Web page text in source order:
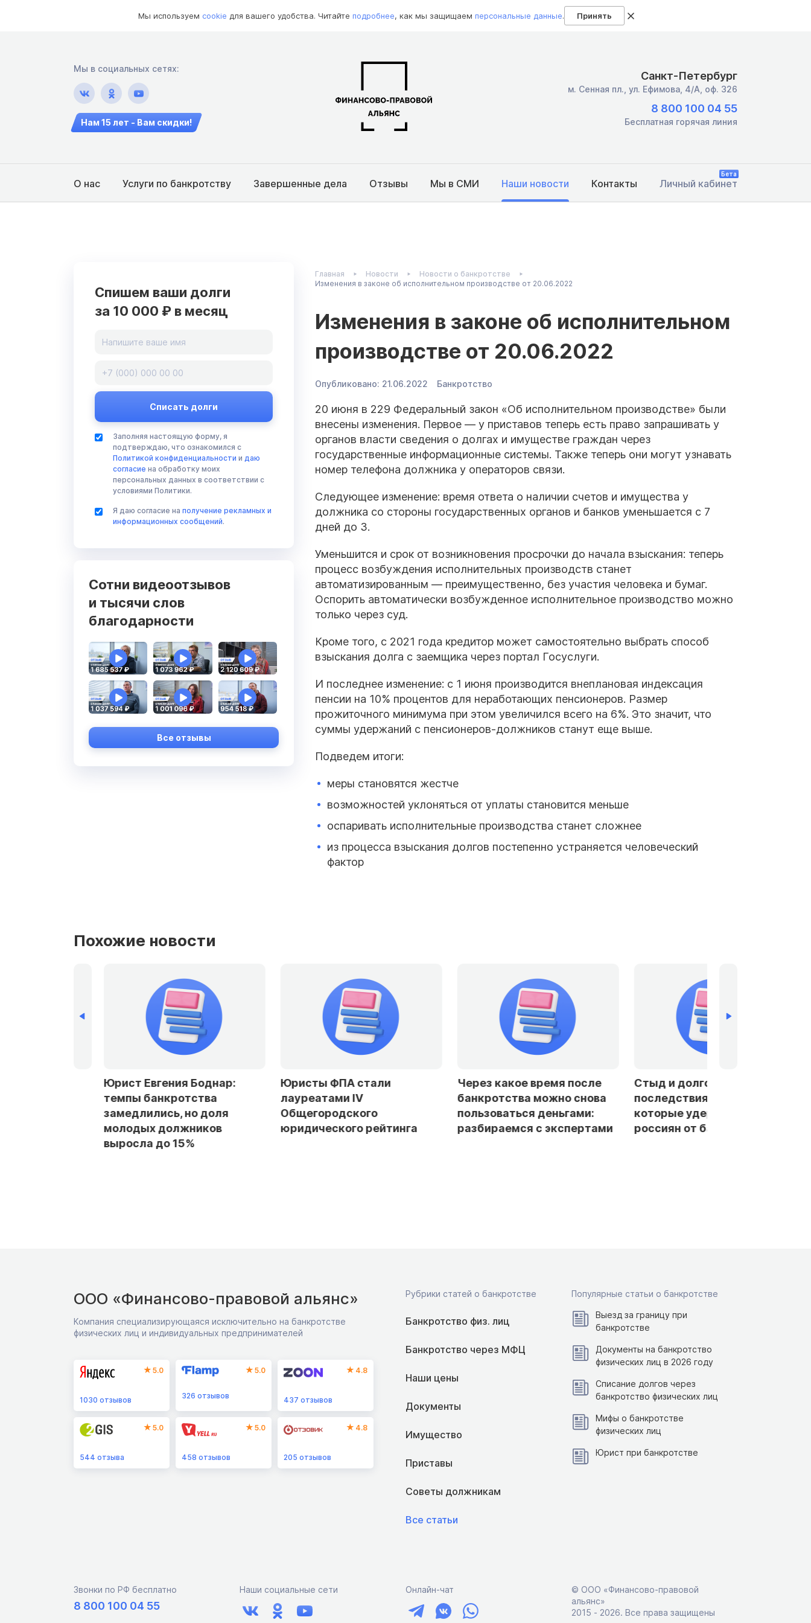
Мы используем cookie для вашего удобства. Читайте подробнее, как мы защищаем персональные данные. Принять
Мы в социальных сетях:
Нам 15 лет - Вам скидки!
Санкт-Петербург
м. Сенная пл., ул. Ефимова, 4/А, оф. 326
8 800 100 04 55
Бесплатная горячая линия
О нас Услуги по банкротству Завершенные дела Отзывы Мы в СМИ Наши новости Контакты Личный кабинет
Бета
Спишем ваши долги
за 10 000 ₽ в месяц
Заполняя настоящую форму, я
подтверждаю, что ознакомился с
Политикой конфиденциальности и даю
согласие на обработку моих
персональных данных в соответствии с
условиями Политики.
Я даю согласие на получение рекламных и
информационных сообщений.
Сотни видеоотзывов
и тысячи слов
благодарности
Все отзывы
Главная Новости
Новости о банкротстве
Изменения в законе об исполнительном производстве от 20.06.2022
Изменения в законе об исполнительном
производстве от 20.06.2022
Опубликовано: 21.06.2022 Банкротство
20 июня в 229 Федеральный закон «Об исполнительном производстве» были
внесены изменения. Первое — у приставов теперь есть право запрашивать у
органов власти сведения о долгах и имуществе граждан через
государственные информационные системы. Также теперь они могут узнавать
номер телефона должника у операторов связи.
Следующее изменение: время ответа о наличии счетов и имущества у
должника со стороны государственных органов и банков уменьшается с 7
дней до 3.
Уменьшится и срок от возникновения просрочки до начала взыскания: теперь
процесс возбуждения исполнительных производств станет
автоматизированным — преимущественно, без участия человека и бумаг.
Оспорить автоматически возбужденное исполнительное производство можно
только через суд.
Кроме того, с 2021 года кредитор может самостоятельно выбрать способ
взыскания долга с заемщика через портал Госуслуги.
И последнее изменение: с 1 июня производится внеплановая индексация
пенсии на 10% процентов для неработающих пенсионеров. Размер
прожиточного минимума при этом увеличился всего на 6%. Это значит, что
суммы удержаний с пенсионеров-должников станут еще выше.
Подведем итоги:
меры становятся жестче
возможностей уклоняться от уплаты становится меньше
оспаривать исполнительные производства станет сложнее
из процесса взыскания долгов постепенно устраняется человеческий
фактор
Похожие новости
Юрист Евгения Боднар:
темпы банкротства
замедлились, но доля
молодых должников
выросла до 15%
Юристы ФПА стали
лауреатами IV
Общегородского
юридического рейтинга
Через какое время после
банкротства можно снова
пользоваться деньгами:
разбираемся с экспертами
Стыд и долгосрочные
последствия: мифы,
которые удерживают
россиян от банкротства
ООО «Финансово-правовой альянс»
Компания специализирующаяся исключительно на банкротстве
физических лиц и индивидуальных предпринимателей
5.0
1030 отзывов
5.0
326 отзывов
4.8
437 отзывов
5.0
544 отзыва
5.0
458 отзывов
4.8
205 отзывов
Рубрики статей о банкротстве
Банкротство физ. лиц
Банкротство через МФЦ
Наши цены
Документы
Имущество
Приставы
Советы должникам
Все статьи
Популярные статьи о банкротстве
Выезд за границу при
банкротстве
Документы на банкротство
физических лиц в 2026 году
Списание долгов через
банкротство физических лиц
Мифы о банкротстве
физических лиц
Юрист при банкротстве
Звонки по РФ бесплатно
8 800 100 04 55
Наши социальные сети Онлайн-чат
© ООО «Финансово-правовой
альянс»
2015 ‑ 2026. Все права защищены